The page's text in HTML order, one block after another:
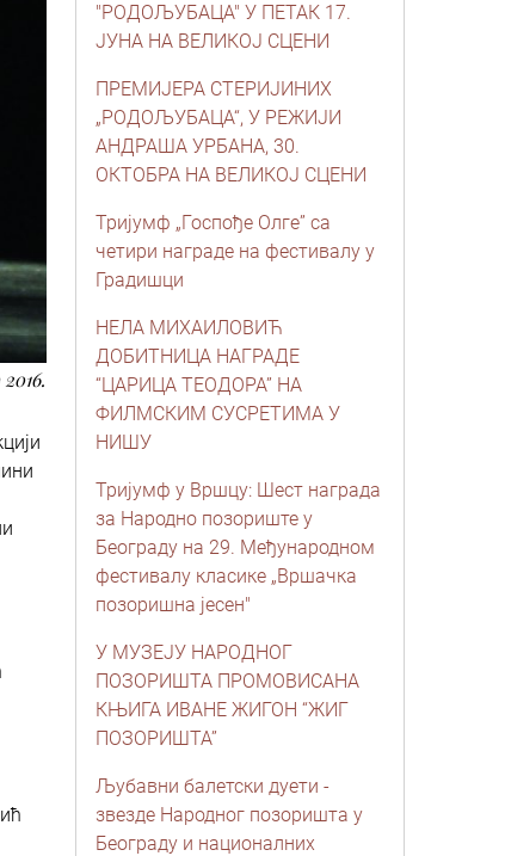
"РОДОЉУБАЦА" У ПЕТАК 17.
ЈУНА НА ВЕЛИКОЈ СЦЕНИ
ПРЕМИЈЕРА СТЕРИЈИНИХ
„РОДОЉУБАЦА“, У РЕЖИЈИ
АНДРАША УРБАНА, 30.
ОКТОБРА НА ВЕЛИКОЈ СЦЕНИ
Тријумф „Госпође Олгe” са
четири награде на фестивалу у
Градишци
НЕЛА МИХАИЛОВИЋ
ДОБИТНИЦА НАГРАДЕ
“ЦАРИЦА ТЕОДОРА” НА
ФИЛМСКИМ СУСРЕТИМА У
НИШУ
Тријумф у Вршцу: Шест награда
за Народно позориште у
Београду на 29. Међународном
фестивалу класике „Вршачка
позоришна јесен"
У МУЗЕЈУ НАРОДНОГ
ПОЗОРИШТА ПРОМОВИСАНА
КЊИГА ИВАНЕ ЖИГОН “ЖИГ
ПОЗОРИШТА”
Љубавни балетски дуети -
звезде Народног позоришта у
Београду и националних